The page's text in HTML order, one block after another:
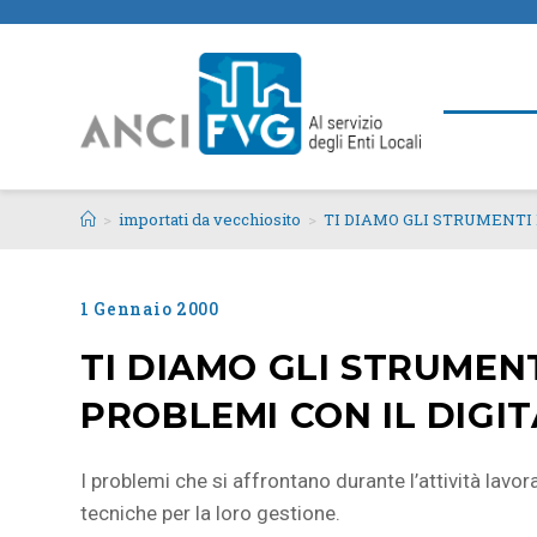
> importati da vecchiosito > TI DIAMO GLI STRUMENTI
1 Gennaio 2000
TI DIAMO GLI
PROBLEMI CON IL
I problemi che si affrontano durante l’attività
tecniche per la loro gestione.